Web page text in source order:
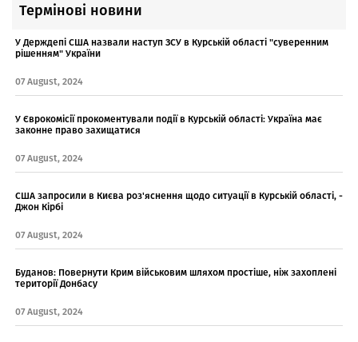
Термінові новини
У Держдепі США назвали наступ ЗСУ в Курській області "суверенним
рішенням" України
07 August, 2024
У Єврокомісії прокоментували події в Курській області: Україна має
законне право захищатися
07 August, 2024
США запросили в Києва роз'яснення щодо ситуації в Курській області, -
Джон Кірбі
07 August, 2024
Буданов: Повернути Крим військовим шляхом простіше, ніж захоплені
території Донбасу
07 August, 2024